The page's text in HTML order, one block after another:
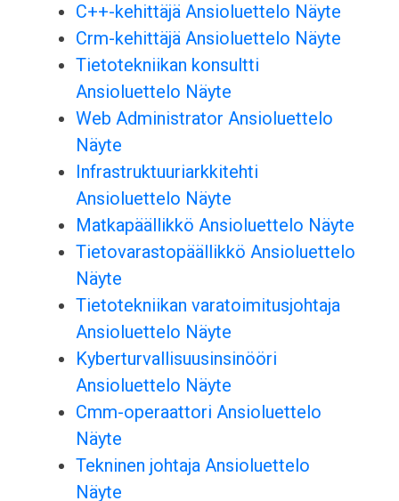
C++-kehittäjä Ansioluettelo Näyte
Crm-kehittäjä Ansioluettelo Näyte
Tietotekniikan konsultti
Ansioluettelo Näyte
Web Administrator Ansioluettelo
Näyte
Infrastruktuuriarkkitehti
Ansioluettelo Näyte
Matkapäällikkö Ansioluettelo Näyte
Tietovarastopäällikkö Ansioluettelo
Näyte
Tietotekniikan varatoimitusjohtaja
Ansioluettelo Näyte
Kyberturvallisuusinsinööri
Ansioluettelo Näyte
Cmm-operaattori Ansioluettelo
Näyte
Tekninen johtaja Ansioluettelo
Näyte